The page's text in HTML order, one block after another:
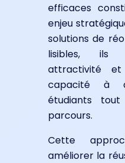
efficaces
enjeu
solutions de
lisibles, ils
attractivité
capacité à
étudiants
parcours.
Cette
améliorer la